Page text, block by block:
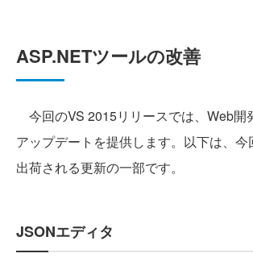
ASP.NETツールの改善
今回のVS 2015リリースでは、Web開
アップデートを提供します。以下は、
出荷される更新の一部です。
JSONエディタ